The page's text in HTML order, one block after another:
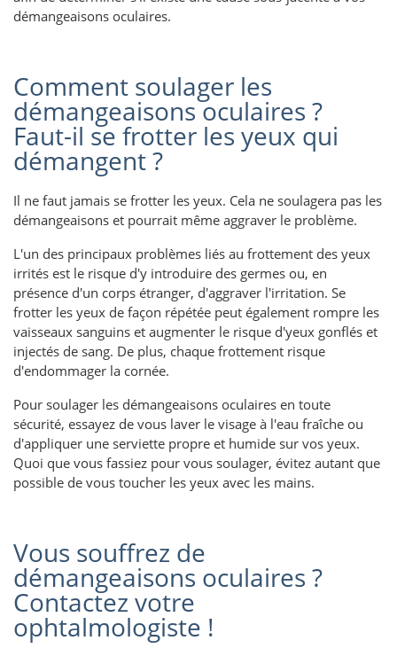
démangeaisons oculaires.
Comment soulager les
démangeaisons oculaires ?
Faut-il se frotter les yeux qui
démangent ?
Il ne faut jamais se frotter les yeux. Cela ne soulagera pas les
démangeaisons et pourrait même aggraver le problème.
L'un des principaux problèmes liés au frottement des yeux
irrités est le risque d'y introduire des germes ou, en
présence d'un corps étranger, d'aggraver l'irritation. Se
frotter les yeux de façon répétée peut également rompre les
vaisseaux sanguins et augmenter le risque d'yeux gonflés et
injectés de sang. De plus, chaque frottement risque
d'endommager la cornée.
Pour soulager les démangeaisons oculaires en toute
sécurité, essayez de vous laver le visage à l'eau fraîche ou
d'appliquer une serviette propre et humide sur vos yeux.
Quoi que vous fassiez pour vous soulager, évitez autant que
possible de vous toucher les yeux avec les mains.
Vous souffrez de
démangeaisons oculaires ?
Contactez votre
ophtalmologiste !